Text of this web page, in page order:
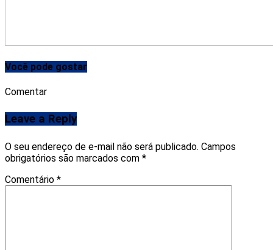
Você pode gostar
Comentar
Leave a Reply
O seu endereço de e-mail não será publicado. Campos
obrigatórios são marcados com *
Comentário *